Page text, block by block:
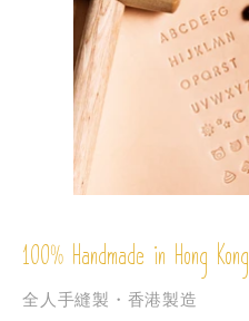
100% Handmade in Hong Kong
全人手縫製・香港製造